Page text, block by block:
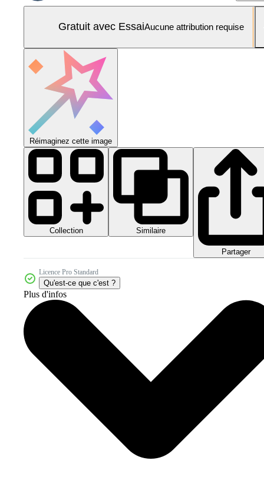
Gratuit avec EssaiAucune attribution requise
Réimaginez cette image
Collection Similaire
Partager
Licence Pro Standard
Qu'est-ce que c'est ?
Plus d'infos